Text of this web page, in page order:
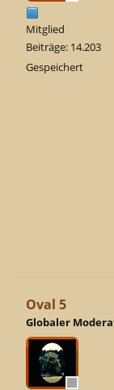
Mitglied
Beiträge: 14.203
Gespeichert
Oval 5
Globaler